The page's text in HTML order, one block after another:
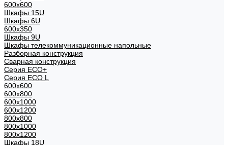
600x600
Шкафы 15U
Шкафы 6U
600x350
Шкафы 9U
Шкафы телекоммуникационные напольные
Разборная конструкция
Сварная конструкция
Серия ECO+
Серия ECO L
600x600
600x800
600х1000
600х1200
800x800
800х1000
800х1200
Шкафы 18U